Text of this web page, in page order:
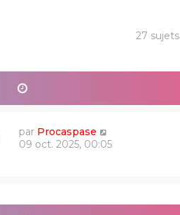
27 sujets
par Procaspase
09 oct. 2025, 00:05